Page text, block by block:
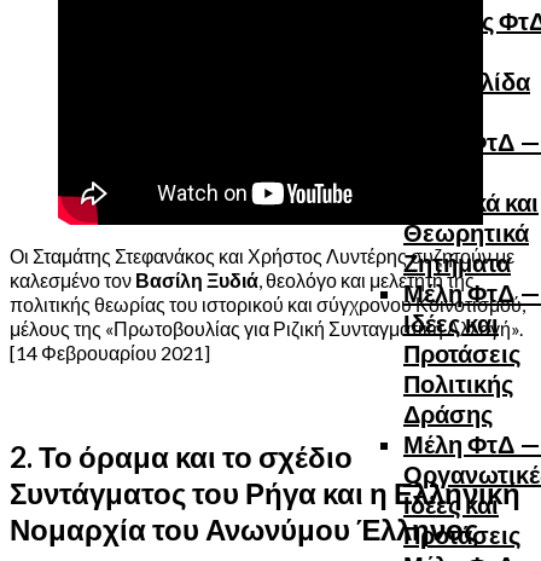
Για τους
Ιστοσελίδα
Μέλη ΦτΔ —
Πολιτικά και
Θεωρητικά
Ζητήματα
Μέλη ΦτΔ —
Ιδέες και
Προτάσεις
Πολιτικής
Δράσης
Μέλη ΦτΔ —
Ιδέες και
Προτάσεις
Οι Σταμάτης Στεφανάκος και Χρήστος Λυντέρης συζητούν με
καλεσμένο τον Βασίλη Ξυδιά, θεολόγο και μελετητή της
πολιτικής θεωρίας του ιστορικού και σύγχρονου Κοινοτισμού,
μέλους της «Πρωτοβουλίας για Ριζική Συνταγματική Αλλαγή».
[14 Φεβρουαρίου 2021]
2. Το όραμα και το σχέδιο
Συντάγματος του Ρήγα και η Ελληνική
Νομαρχία του Ανωνύμου Έλληνος